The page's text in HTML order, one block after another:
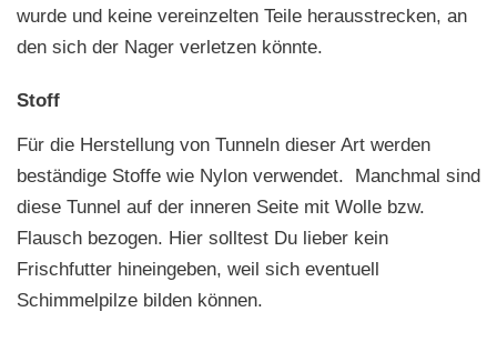
wurde und keine vereinzelten Teile herausstrecken, an
den sich der Nager verletzen könnte.
Stoff
Für die Herstellung von Tunneln dieser Art werden
beständige Stoffe wie Nylon verwendet. Manchmal sind
diese Tunnel auf der inneren Seite mit Wolle bzw.
Flausch bezogen. Hier solltest Du lieber kein
Frischfutter hineingeben, weil sich eventuell
Schimmelpilze bilden können.